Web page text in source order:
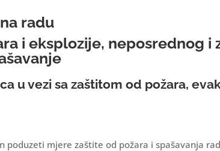
radu
i eksplozije, neposrednog i
u vezi sa zaštitom od požara,
poduzeti mjere zaštite od požara i spašavanja